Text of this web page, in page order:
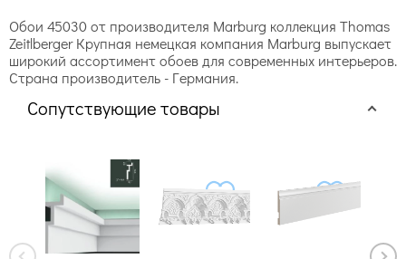
Обои 45030 от производителя Marburg коллекция Thomas
Zeitlberger Крупная немецкая компания Marburg выпускает
широкий ассортимент обоев для современных интерьеров.
Страна производитель - Германия.
Сопутствующие товары